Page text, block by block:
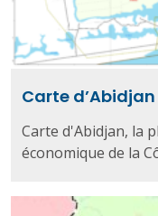
Carte d’Abidjan
Carte d'Abidjan, la
économique de la